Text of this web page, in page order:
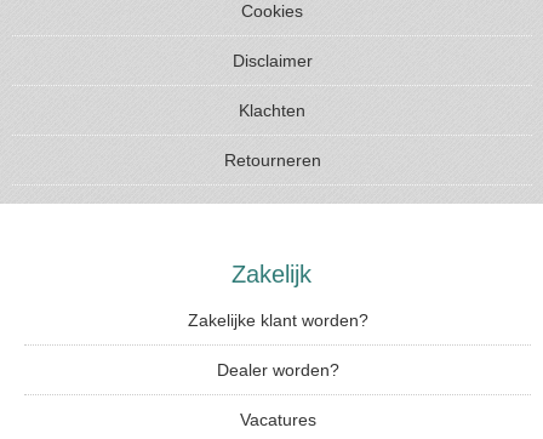
Cookies
Disclaimer
Klachten
Retourneren
Zakelijk
Zakelijke klant worden?
Dealer worden?
Vacatures